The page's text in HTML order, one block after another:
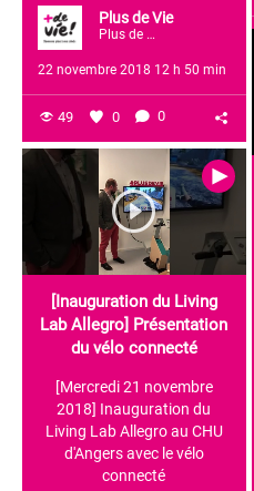
Plus de Vie
Plus de Vie
22 novembre 2018 12 h 50 min
49 0 0
[Inauguration du Living
Lab Allegro] Présentation
du vélo connecté
[Mercredi 21 novembre
2018] Inauguration du
Living Lab Allegro au CHU
d'Angers avec le vélo
connecté